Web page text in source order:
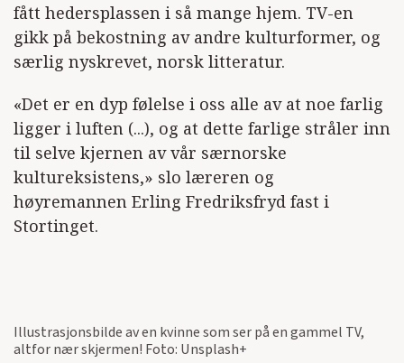
fått hedersplassen i så mange hjem. TV-en
gikk på bekostning av andre kulturformer, og
særlig nyskrevet, norsk litteratur.
«Det er en dyp følelse i oss alle av at noe farlig
ligger i luften (...), og at dette farlige stråler inn
til selve kjernen av vår særnorske
kultureksistens,» slo læreren og
høyremannen Erling Fredriksfryd fast i
Stortinget.
Illustrasjonsbilde av en kvinne som ser på en gammel TV,
altfor nær skjermen! Foto: Unsplash+